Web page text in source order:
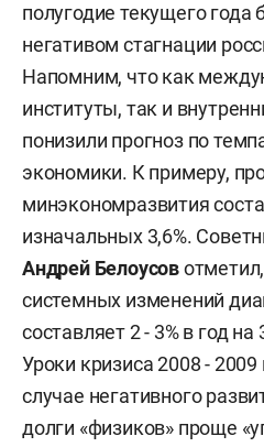
полугодие текущего года
негативом стагнации
Напомним, что как
институты, так и
понизили прогноз по
экономики. К примеру,
минэкономразвития
изначальных 3,6%.
Андрей Белоусов
системных изменений
составляет 2 - 3% в год
Уроки кризиса 2008 -
случае негативного
долги «физиков» проще